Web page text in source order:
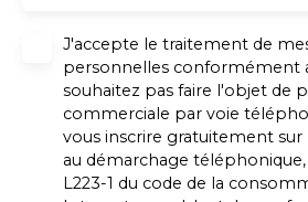
J'accepte le traitement de
personnelles conformément
souhaitez pas faire l'objet de
commerciale par voie
vous inscrire gratuitement
au démarchage
L223-1 du code de la